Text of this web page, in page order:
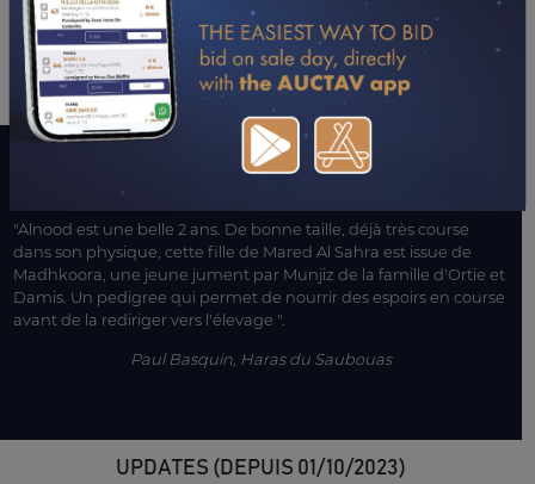
25/08/24 2ÈME MONA LISA-PLT.B (MONT DE MARSAN)
19/07/24 5ÈMEDUNIXI (MONT DE MARSAN)
"Alnood est une belle 2 ans. De bonne taille, déjà très course
dans son physique, cette fille de Mared Al Sahra est issue de
Madhkoora, une jeune jument par Munjiz de la famille d'Ortie et
Damis. Un pedigree qui permet de nourrir des espoirs en course
avant de la rediriger vers l'élevage ".
Paul Basquin, Haras du Saubouas
UPDATES (DEPUIS 01/10/2023)